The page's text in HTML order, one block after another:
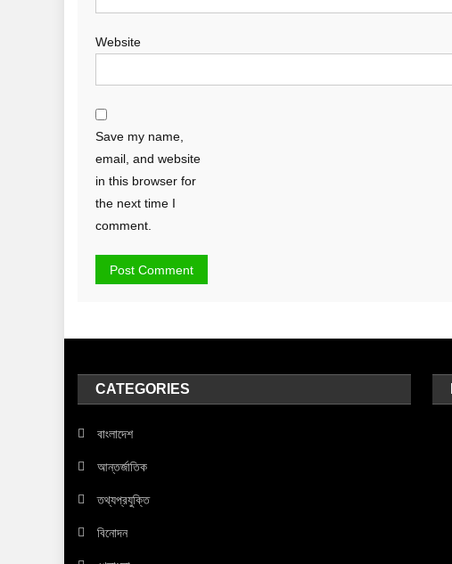
Website
Save my name,
email, and website
in this browser for
the next time I
comment.
CATEGORIES
বাংলাদেশ
আন্তর্জাতিক
তথ্যপ্রযুক্তি
বিনোদন